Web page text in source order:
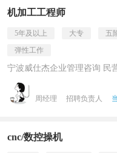
机加工工程师
5年及以上 大专 五
弹性工作
宁波威仕杰企业管理咨询 民
周经理 招聘负责人
cnc/数控操机